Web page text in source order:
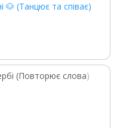
🐶 (Танцює та співає)